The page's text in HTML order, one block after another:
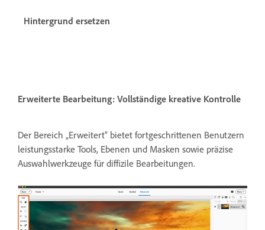
Hintergrund ersetzen
Erweiterte Bearbeitung: Vollständige kreative Kontrolle
Der Bereich „Erweitert“ bietet fortgeschrittenen Benutzern
leistungsstarke Tools, Ebenen und Masken sowie präzise
Auswahlwerkzeuge für diffizile Bearbeitungen.